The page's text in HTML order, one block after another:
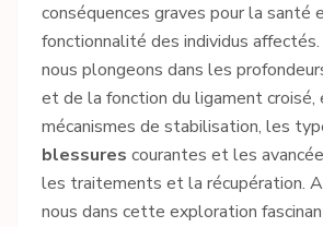
conséquences graves pour la santé
fonctionnalité des individus
nous plongeons dans les
et de la fonction du ligament croisé,
mécanismes de stabilisation, les
blessures courantes et les
les traitements et la récupération.
nous dans cette exploration